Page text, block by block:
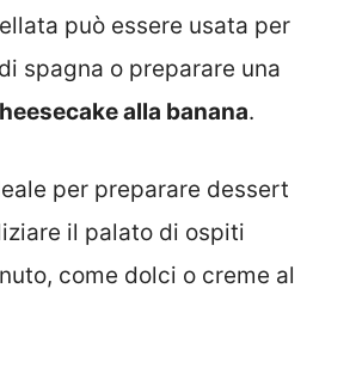
può essere usata per
spagna o preparare una
alla banana.
per preparare dessert
il palato di ospiti
come dolci o creme al